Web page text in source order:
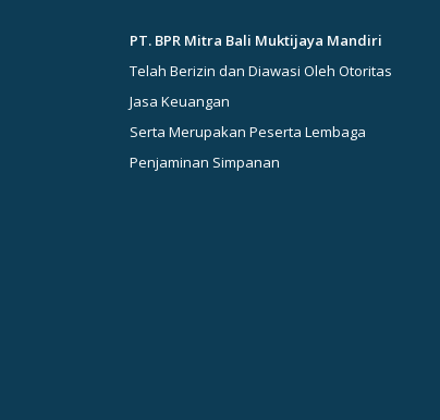
PT. BPR Mitra Bali Muktijaya Mandiri
Telah Berizin dan Diawasi Oleh Otoritas
Jasa Keuangan
Serta Merupakan Peserta Lembaga
Penjaminan Simpanan